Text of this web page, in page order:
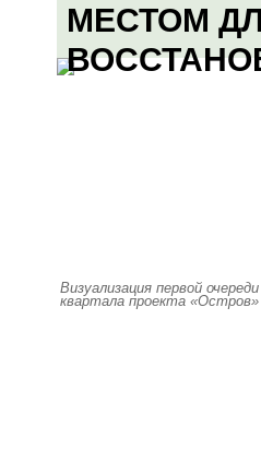
МЕСТОМ
Визуализация первой
квартала проекта «Остров»